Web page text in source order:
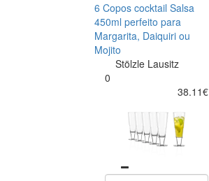
6 Copos cocktail Salsa
450ml perfeito para
Margarita, Daiquiri ou
Mojito
Stölzle Lausitz
0
38.11€